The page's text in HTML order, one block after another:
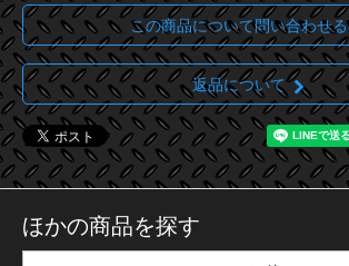
この商品について問い合わせる
返品について
ほかの商品を探す